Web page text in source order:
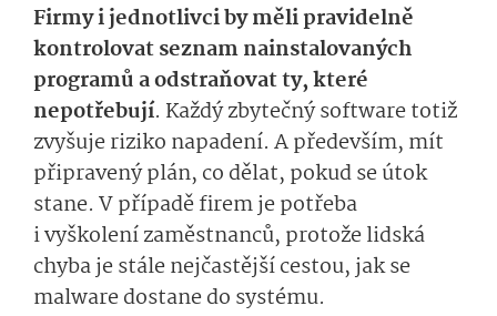
Firmy i jednotlivci by měli pravidelně
kontrolovat seznam nainstalovaných
programů a odstraňovat ty, které
nepotřebují. Každý zbytečný software totiž
zvyšuje riziko napadení. A především, mít
připravený plán, co dělat, pokud se útok
stane. V případě firem je potřeba
i vyškolení zaměstnanců, protože lidská
chyba je stále nejčastější cestou, jak se
malware dostane do systému.